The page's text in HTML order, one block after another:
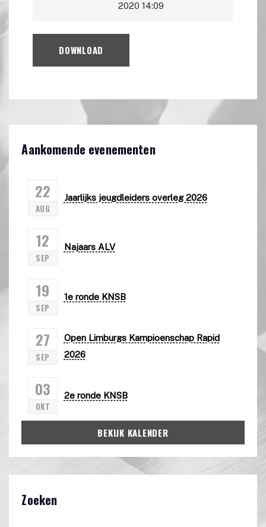
2020 14:09
DOWNLOAD
Aankomende evenementen
22
AUG
Jaarlijks jeugdleiders overleg 2026
12
SEP
Najaars ALV
19
SEP
1e ronde KNSB
27
SEP
Open Limburgs Kampioenschap Rapid
2026
03
OKT
2e ronde KNSB
BEKIJK KALENDER
Zoeken